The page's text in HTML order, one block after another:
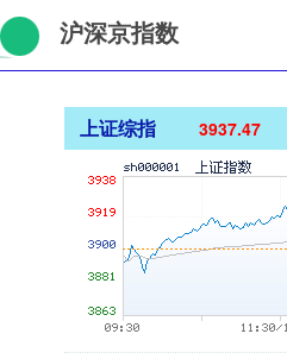
沪深京指数
上证综指 3937.16